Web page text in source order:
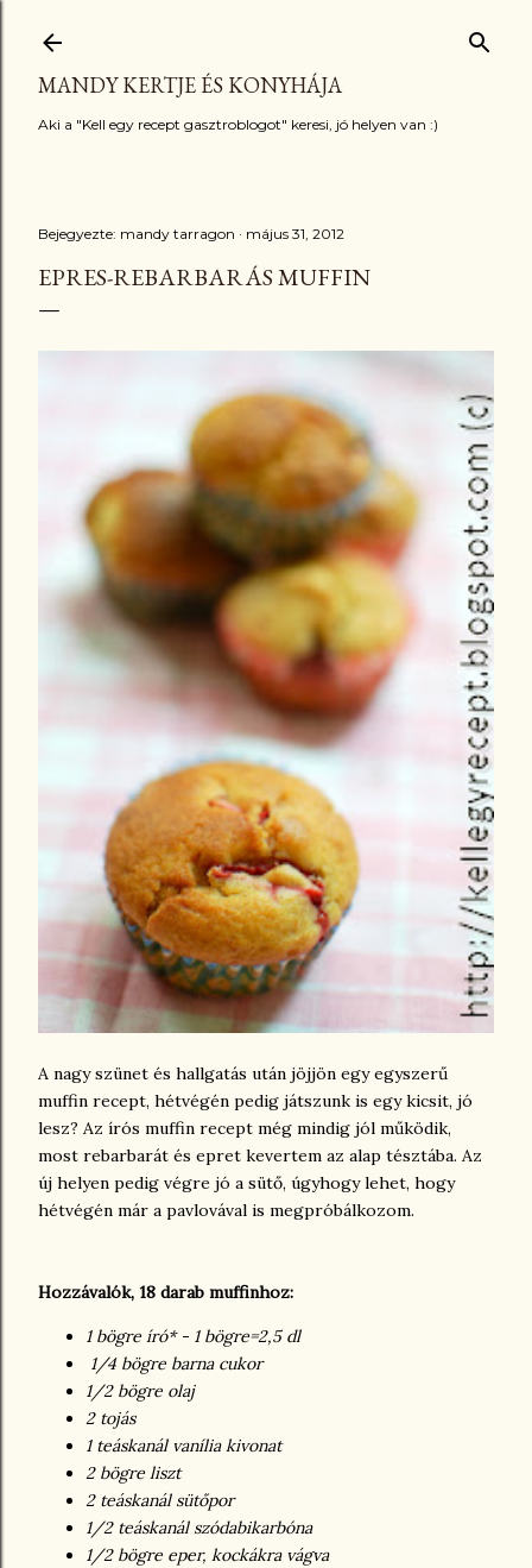
MANDY KERTJE ÉS KONYHÁJA
Aki a "Kell egy recept gasztroblogot" keresi, jó helyen van :)
Bejegyezte: mandy tarragon május 31, 2012
EPRES-REBARBARÁS MUFFIN
A nagy szünet és hallgatás után jöjjön egy egyszerű
muffin recept, hétvégén pedig játszunk is egy kicsit, jó
lesz? Az írós muffin recept még mindig jól működik,
most rebarbarát és epret kevertem az alap tésztába. Az
új helyen pedig végre jó a sütő, úgyhogy lehet, hogy
hétvégén már a pavlovával is megpróbálkozom.
Hozzávalók, 18 darab muffinhoz:
1 bögre író* - 1 bögre=2,5 dl
1/4 bögre barna cukor
1/2 bögre olaj
2 tojás
1 teáskanál vanília kivonat
2 bögre liszt
2 teáskanál sütőpor
1/2 teáskanál szódabikarbóna
1/2 bögre eper, kockákra vágva